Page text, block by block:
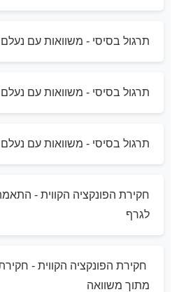
תרגול בסיסי - משוואות עם
תרגול בסיסי - משוואות עם
תרגול בסיסי - משוואות עם
חקירת הפונקציה הקווית -
לגרף
חקירת הפונקציה הקווית -
מתוך משוואה